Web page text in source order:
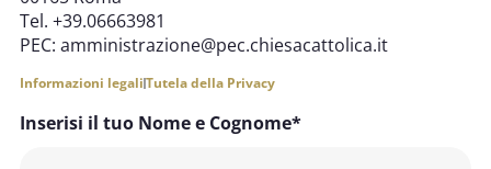
Tel. +39.06663981
PEC: amministrazione@pec.chiesacattolica.it
Informazioni legaliTutela della Privacy
Inserisi il tuo Nome e Cognome*